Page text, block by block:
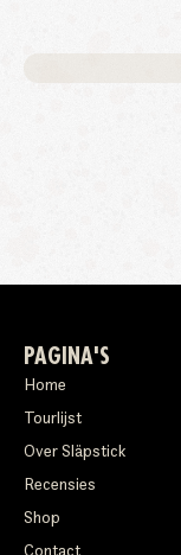
PAGINA'S
Home
Tourlijst
Over Släpstick
Recensies
Shop
Contact